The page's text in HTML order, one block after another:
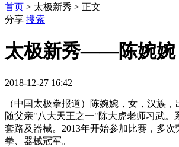
首页 > 太极新秀 > 正文
分享 搜索
太极新秀——陈婉婉
2018-12-27 16:42
（中国太极拳报道）陈婉婉，女，汉族
随父亲"八大天王之一"陈大虎老师习武。
套路及器械。2013年开始参加比赛，多
拳、器械冠军。